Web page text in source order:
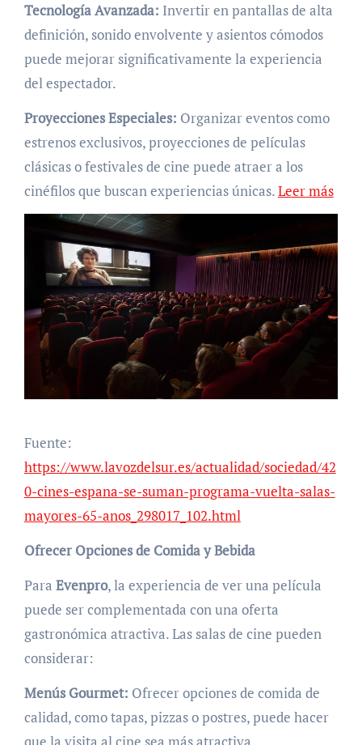
Tecnología Avanzada: Invertir en pantallas de alta
definición, sonido envolvente y asientos cómodos
puede mejorar significativamente la experiencia
del espectador.
Proyecciones Especiales: Organizar eventos como
estrenos exclusivos, proyecciones de películas
clásicas o festivales de cine puede atraer a los
cinéfilos que buscan experiencias únicas.Leer más
Fuente:
https://www.lavozdelsur.es/actualidad/sociedad/42
0-cines-espana-se-suman-programa-vuelta-salas-
mayores-65-anos_298017_102.html
Ofrecer Opciones de Comida y Bebida
Para Evenpro, la experiencia de ver una película
puede ser complementada con una oferta
gastronómica atractiva. Las salas de cine pueden
considerar:
Menús Gourmet: Ofrecer opciones de comida de
calidad, como tapas, pizzas o postres, puede hacer
que la visita al cine sea más atractiva.